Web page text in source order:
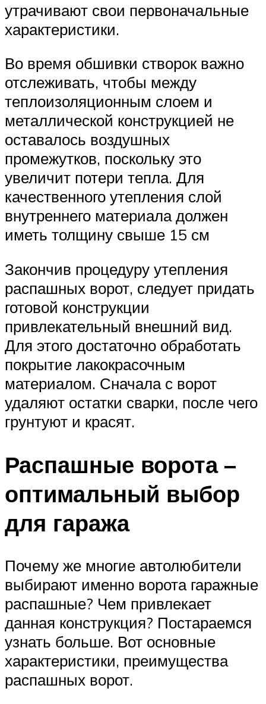
утрачивают свои первоначальные
характеристики.
Во время обшивки створок важно
отслеживать, чтобы между
теплоизоляционным слоем и
металлической конструкцией не
оставалось воздушных
промежутков, поскольку это
увеличит потери тепла. Для
качественного утепления слой
внутреннего материала должен
иметь толщину свыше 15 см
Закончив процедуру утепления
распашных ворот, следует придать
готовой конструкции
привлекательный внешний вид.
Для этого достаточно обработать
покрытие лакокрасочным
материалом. Сначала с ворот
удаляют остатки сварки, после чего
грунтуют и красят.
Распашные ворота –
оптимальный выбор
для гаража
Почему же многие автолюбители
выбирают именно ворота гаражные
распашные? Чем привлекает
данная конструкция? Постараемся
узнать больше. Вот основные
характеристики, преимущества
распашных ворот.